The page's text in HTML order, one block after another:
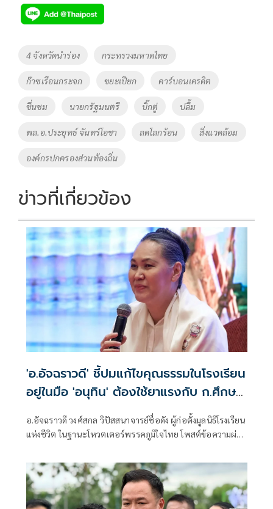
e
b
o
o
k
tt
er
p
y
Li
Tags
4 จังหวัดนำร่อง กระทรวงมหาดไทย
ก๊าซเรือนกระจก ขยะเปียก คาร์บอนเครดิต
ชื่นชม นายกรัฐมนตรี บิ๊กตู่ ปลื้ม
พล.อ.ประยุทธ์ จันทร์โอชา ลดโลกร้อน สิ่งแวดล้อม
องค์กรปกครองส่วนท้องถิ่น
ข่าวที่เกี่ยวข้อง
'อ.อัจฉราวดี' ชี้ปมแก้ไขคุณธรรมในโรงเรียน
อยู่ในมือ 'อนุทิน' ต้องใช้ยาแรงกับ ก.ศึกษา
อ.อัจฉราวดี วงศ์สกล วิปัสสนาจารย์ชื่อดัง ผู้ก่อตั้งมูลนิธิโรงเรียน
แห่งชีวิต ในฐานะโหวตเตอร์พรรคภูมิใจไทย โพสต์ข้อความผ่าน
การแก้ไขคุณธรรมในโรงเรีบน ต้องอยู่ในมือของนายกอนุทิน